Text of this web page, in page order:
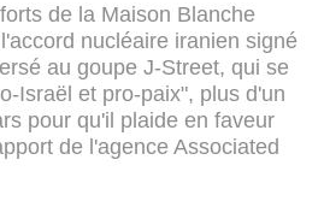
de la Maison Blanche
nucléaire iranien signé
au goupe J-Street, qui se
Israël et pro-paix", plus d'un
pour qu'il plaide en faveur
de l'agence Associated